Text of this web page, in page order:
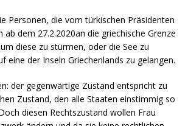
Personen, die vom türkischen Präsidenten
ab dem 27.2.2020an die griechische Grenze
diese zu stürmen, oder die See zu
eine der Inseln Griechenlands zu gelangen.
der gegenwärtige Zustand entspricht zu
Zustand, den alle Staaten einstimmig so
diesen Rechtszustand wollen Frau